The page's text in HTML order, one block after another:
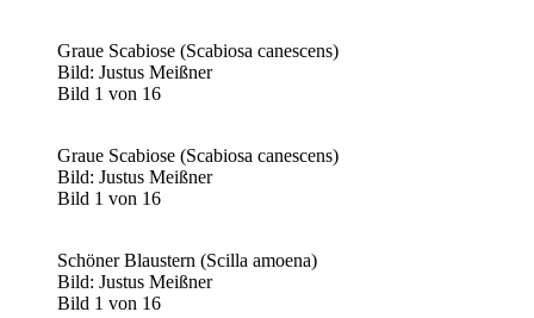
Graue Scabiose (Scabiosa canescens)
Bild: Justus Meißner
Bild 1 von 16
Graue Scabiose (Scabiosa canescens)
Bild: Justus Meißner
Bild 1 von 16
Schöner Blaustern (Scilla amoena)
Bild: Justus Meißner
Bild 1 von 16